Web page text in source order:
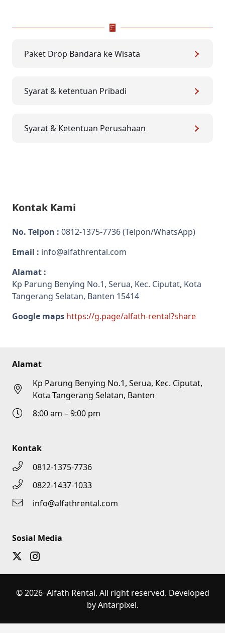
Paket Drop Bandara ke Wisata
Syarat & ketentuan Pribadi
Syarat & Ketentuan Perusahaan
Kontak Kami
No. Telpon : 0812-1375-7736(Telpon/WhatsApp)
Email : info@alfathrental.com
Alamat :
Kp Parung Benying No.1, Serua, Kec. Ciputat, Kota
Tangerang Selatan, Banten 15414
Google maps https://g.page/alfath-rental?share
Alamat
Kp Parung Benying No.1, Serua, Kec. Ciputat,
Kota Tangerang Selatan, Banten
8:00 am – 9:00 pm
Kontak
0812-1375-7736
0822-1437-1033
info@alfathrental.com
Sosial Media
© 2026 Alfath Rental. All right reserved. Developed
by Antarpixel.